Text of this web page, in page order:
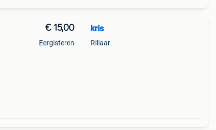
€ 15,00
Eergisteren
kris
Rillaar